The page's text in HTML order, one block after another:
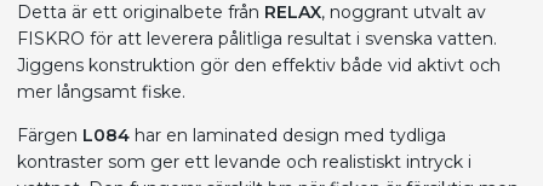
Detta är ett originalbete från RELAX, noggrant utvalt av
FISKRO för att leverera pålitliga resultat i svenska vatten.
Jiggens konstruktion gör den effektiv både vid aktivt och
mer långsamt fiske.
Färgen L084 har en laminated design med tydliga
kontraster som ger ett levande och realistiskt intryck i